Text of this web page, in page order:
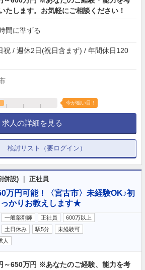
たします。お気軽にご相談ください！
間に準ずる
祝 / 週休2日(祝日含まず) / 年間休日120
今が狙い目！
求人の詳細を見る
検討リスト（要ログイン）
併設) ｜ 正社員
万円可能！〈宮古市〉未経験OK♪初
かりお教えします★
一般薬剤師 正社員
600万以上
土日休み 駅5分
未経験可
人
～650万円 ※あなたのご経験、能力を考